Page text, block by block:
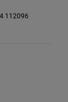
112096